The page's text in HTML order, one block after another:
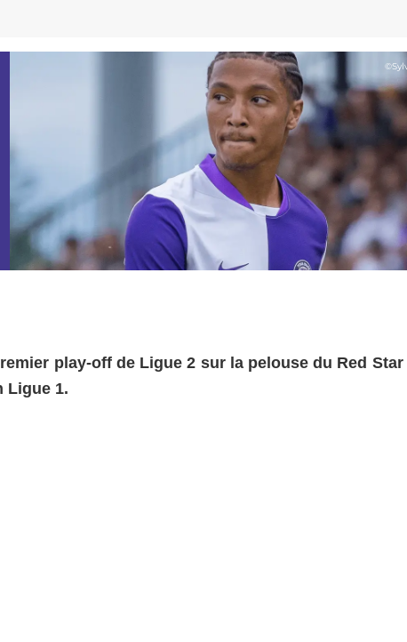
©
play-off de Ligue 2 sur la pelouse du Red Star
Ligue 1.